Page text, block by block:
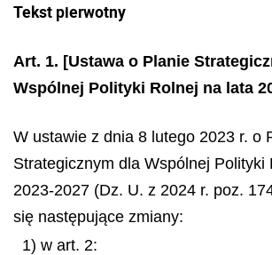
Tekst pierwotny
Art. 1. [Ustawa o Planie
Wspólnej Polityki Rolnej na lata
W ustawie z dnia 8 lutego 2023 r. o
Strategicznym dla Wspólnej Polityki
2023-2027 (Dz. U. z 2024 r. poz.
się następujące zmiany:
1) w art. 2: